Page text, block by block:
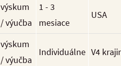
výskum
/ výučba
1 - 3
mesiace
USA
výskum
/ výučba
Individuálne V4